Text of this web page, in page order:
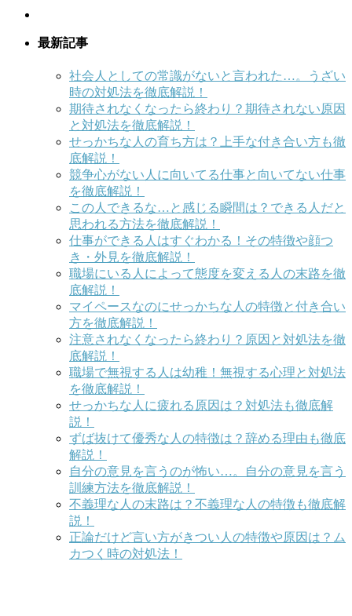
最新記事
社会人としての常識がないと言われた…。うざい
時の対処法を徹底解説！
期待されなくなったら終わり？期待されない原因
と対処法を徹底解説！
せっかちな人の育ち方は？上手な付き合い方も徹
底解説！
競争心がない人に向いてる仕事と向いてない仕事
を徹底解説！
この人できるな…と感じる瞬間は？できる人だと
思われる方法を徹底解説！
仕事ができる人はすぐわかる！その特徴や顔つ
き・外見を徹底解説！
職場にいる人によって態度を変える人の末路を徹
底解説！
マイペースなのにせっかちな人の特徴と付き合い
方を徹底解説！
注意されなくなったら終わり？原因と対処法を徹
底解説！
職場で無視する人は幼稚！無視する心理と対処法
を徹底解説！
せっかちな人に疲れる原因は？対処法も徹底解
説！
ずば抜けて優秀な人の特徴は？辞める理由も徹底
解説！
自分の意見を言うのが怖い…。自分の意見を言う
訓練方法を徹底解説！
不義理な人の末路は？不義理な人の特徴も徹底解
説！
正論だけど言い方がきつい人の特徴や原因は？ム
カつく時の対処法！